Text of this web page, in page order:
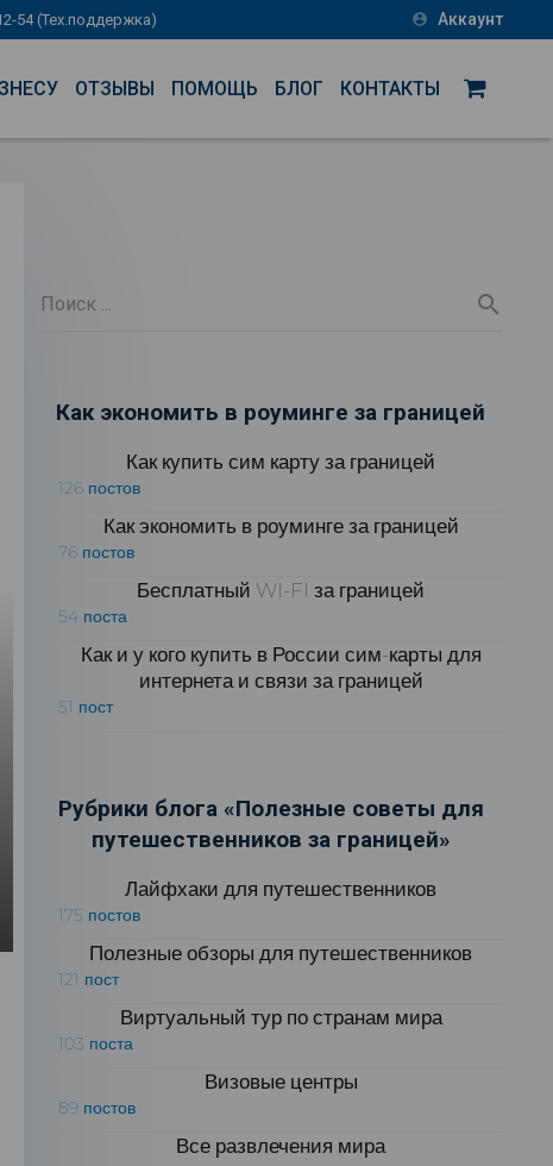
54 (Тех.поддержка) account_circle Аккаунт
ОТЗЫВЫ ПОМОЩЬ БЛОГ КОНТАКТЫ
Как экономить в роуминге за границей
Как купить сим карту за границей
126 постов
Как экономить в роуминге за границей
76 постов
Бесплатный WI-FI за границей
54 поста
Как и у кого купить в России сим-карты для
интернета и связи за границей
51 пост
Рубрики блога «Полезные советы для
путешественников за границей»
Лайфхаки для путешественников
175 постов
Полезные обзоры для путешественников
121 пост
Виртуальный тур по странам мира
103 поста
Визовые центры
89 постов
Все развлечения мира